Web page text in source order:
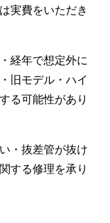
実費をいただき
経年で想定外に
旧モデル・ハイ
る可能性があり
・抜差管が抜け
する修理を承り